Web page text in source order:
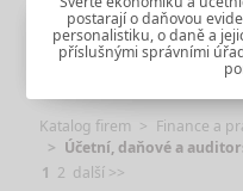
postarají o daňovou
personalistiku, o daně a
příslušnými správními
Katalog firem
Finance a
Účetní, daňové a
1 2 další >>